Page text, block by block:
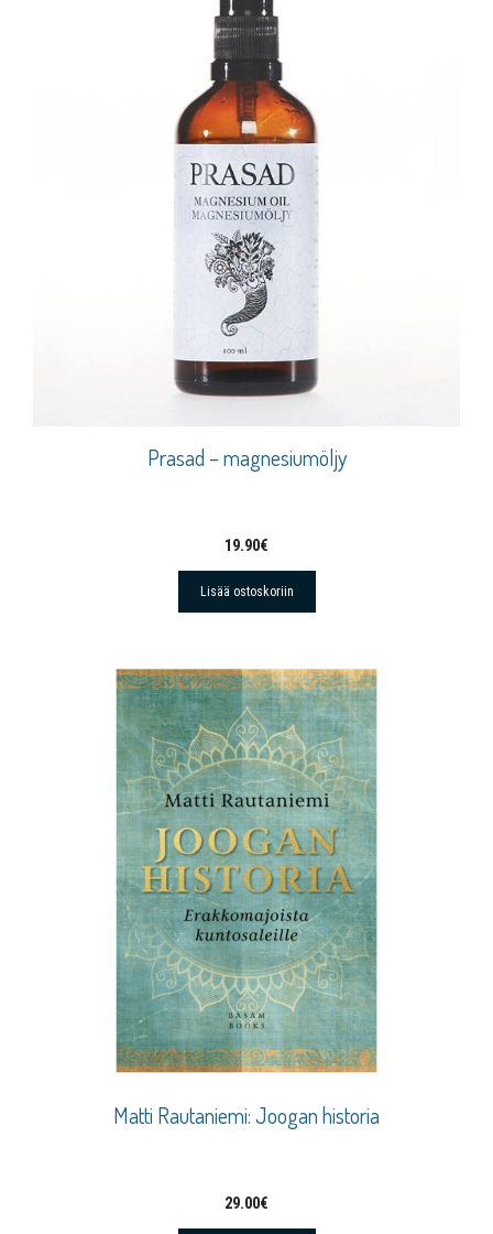
Prasad – magnesiumöljy
19.90€
Lisää ostoskoriin
Matti Rautaniemi: Joogan historia
29.00€